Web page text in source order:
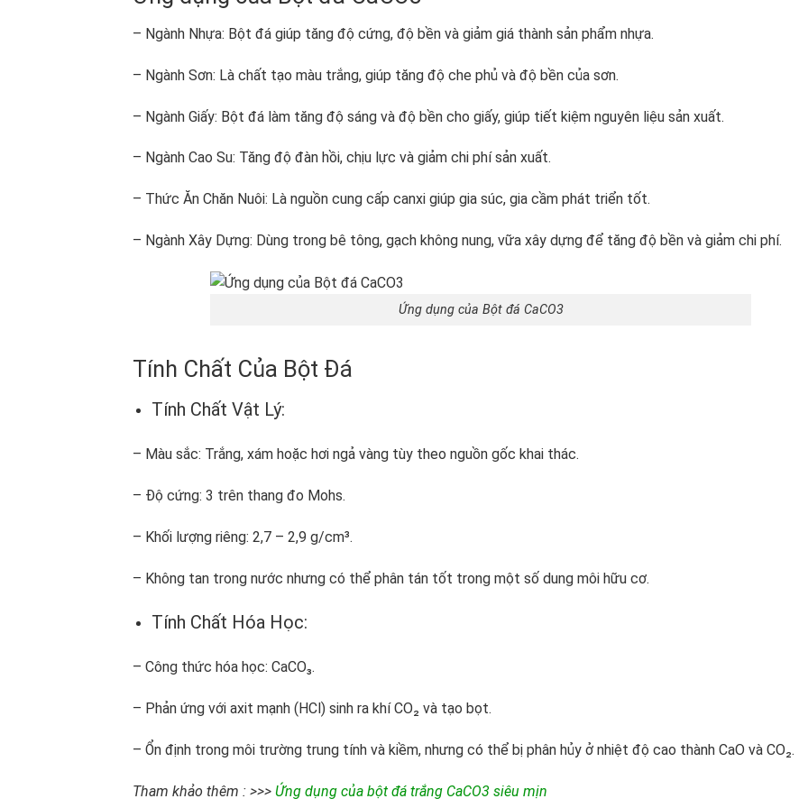
– Ngành Nhựa: Bột đá giúp tăng độ cứng, độ bền và giảm giá thành sản phẩm nhựa.
– Ngành Sơn: Là chất tạo màu trắng, giúp tăng độ che phủ và độ bền của sơn.
– Ngành Giấy: Bột đá làm tăng độ sáng và độ bền cho giấy, giúp tiết kiệm nguyên liệu sản xuất.
– Ngành Cao Su: Tăng độ đàn hồi, chịu lực và giảm chi phí sản xuất.
– Thức Ăn Chăn Nuôi: Là nguồn cung cấp canxi giúp gia súc, gia cầm phát triển tốt.
– Ngành Xây Dựng: Dùng trong bê tông, gạch không nung, vữa xây dựng để tăng độ bền và giảm chi phí.
Ứng dụng của Bột đá CaCO3
Tính Chất Của Bột Đá
Tính Chất Vật Lý:
– Màu sắc: Trắng, xám hoặc hơi ngả vàng tùy theo nguồn gốc khai thác.
– Độ cứng: 3 trên thang đo Mohs.
– Khối lượng riêng: 2,7 – 2,9 g/cm³.
– Không tan trong nước nhưng có thể phân tán tốt trong một số dung môi hữu cơ.
Tính Chất Hóa Học:
– Công thức hóa học: CaCO₃.
– Phản ứng với axit mạnh (HCl) sinh ra khí CO₂ và tạo bọt.
– Ổn định trong môi trường trung tính và kiềm, nhưng có thể bị phân hủy ở nhiệt độ cao thành CaO và CO₂.
Tham khảo thêm : >>> Ứng dụng của bột đá trắng CaCO3 siêu mịn